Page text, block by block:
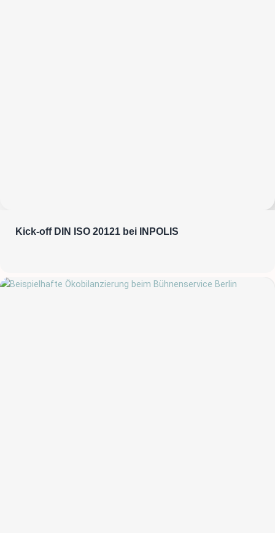
Kick-off DIN ISO 20121 bei INPOLIS